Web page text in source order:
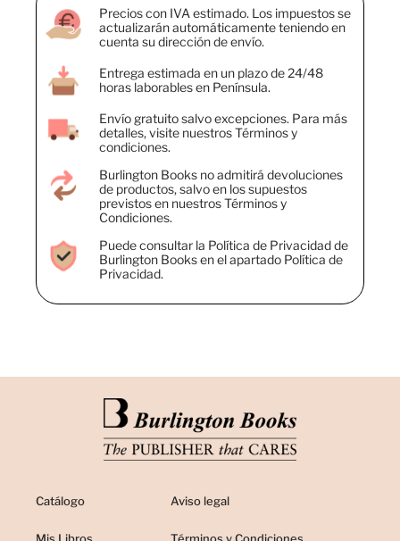
Precios con IVA estimado. Los impuestos se
actualizarán automáticamente teniendo en
cuenta su dirección de envío.
Entrega estimada en un plazo de 24/48
horas laborables en Península.
Envío gratuito salvo excepciones. Para más
detalles, visite nuestros Términos y
condiciones.
Burlington Books no admitirá devoluciones
de productos, salvo en los supuestos
previstos en nuestros Términos y
Condiciones.
Puede consultar la Política de Privacidad de
Burlington Books en el apartado Política de
Privacidad.
Catálogo Aviso legal